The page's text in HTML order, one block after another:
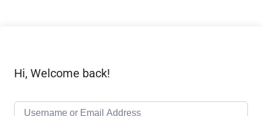
Hi, Welcome back!